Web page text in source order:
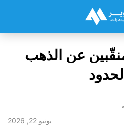
عن الذهب
يونيو 22, 2026